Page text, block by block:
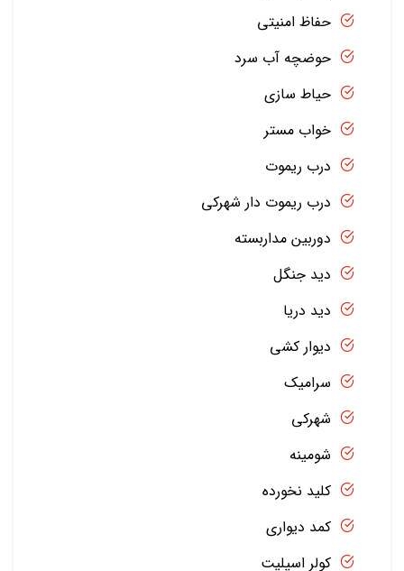
حفاظ امنیتی
حوضچه آب سرد
حیاط سازی
خواب مستر
درب ریموت
درب ریموت دار شهرکی
دوربین مداربسته
دید جنگل
دید دریا
دیوار کشی
سرامیک
شهرکی
شومینه
کلید نخورده
کمد دیواری
کولر اسپلیت